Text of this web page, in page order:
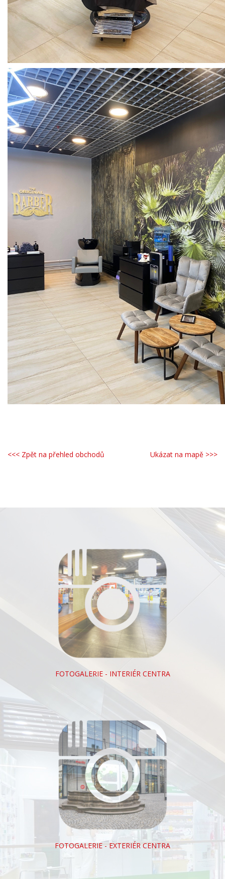
<<< Zpět na přehled obchodů Ukázat na mapě >>>
FOTOGALERIE - INTERIÉR CENTRA
FOTOGALERIE - EXTERIÉR CENTRA